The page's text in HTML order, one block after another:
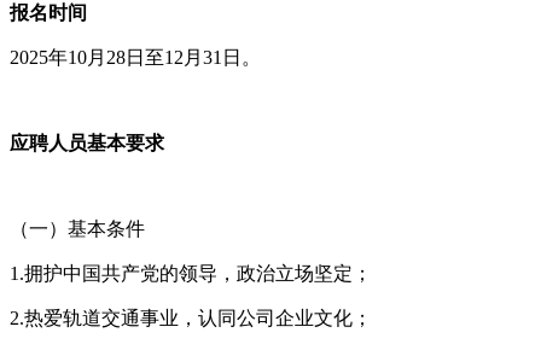
报名时间
2025年10月28日至12月31日。
应聘人员基本要求
（一）基本条件
1.拥护中国共产党的领导，政治立场坚定；
2.热爱轨道交通事业，认同公司企业文化；